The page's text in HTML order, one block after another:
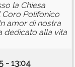
la Chiesa
Coro Polifonico
amor di nostra
dedicato alla vita
- 13:04